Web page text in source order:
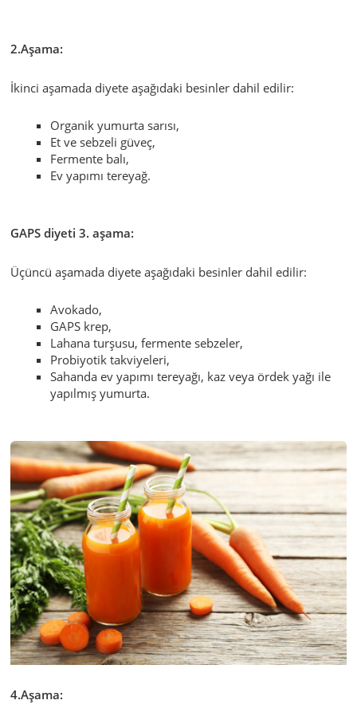
2.Aşama:
İkinci aşamada diyete aşağıdaki besinler dahil edilir:
Organik yumurta sarısı,
Et ve sebzeli güveç,
Fermente balı,
Ev yapımı tereyağ.
GAPS diyeti 3. aşama:
Üçüncü aşamada diyete aşağıdaki besinler dahil edilir:
Avokado,
GAPS krep,
Lahana turşusu, fermente sebzeler,
Probiyotik takviyeleri,
Sahanda ev yapımı tereyağı, kaz veya ördek yağı ile
yapılmış yumurta.
4.Aşama: